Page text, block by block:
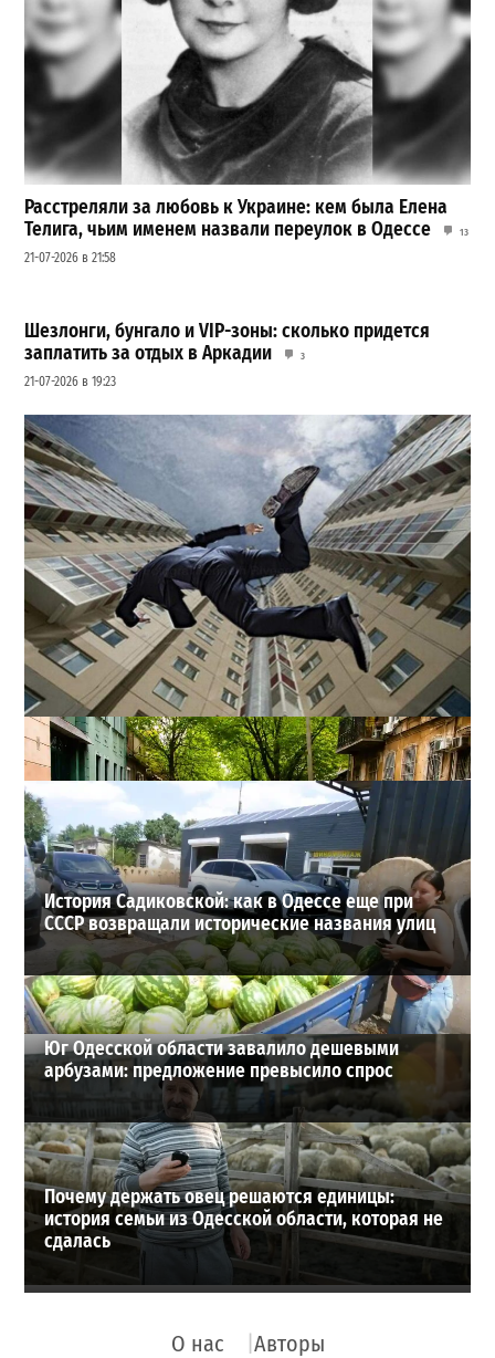
Расстреляли за любовь к Украине: кем была Елена
Телига, чьим именем назвали переулок в Одессе
13
21-07-2026 в 21:58
Шезлонги, бунгало и VIP-зоны: сколько придется
заплатить за отдых в Аркадии
3
21-07-2026 в 19:23
В одесском жилмассиве Радужном погиб 26-летний
мужчина: что известно
3
27-07-2026 в 13:47
ВИБОР РЕДАКЦИИ
История Садиковской: как в Одессе еще при
СССР возвращали исторические названия улиц
Юг Одесской области завалило дешевыми
арбузами: предложение превысило спрос
Почему держать овец решаются единицы:
история семьи из Одесской области, которая не
сдалась
О нас Авторы